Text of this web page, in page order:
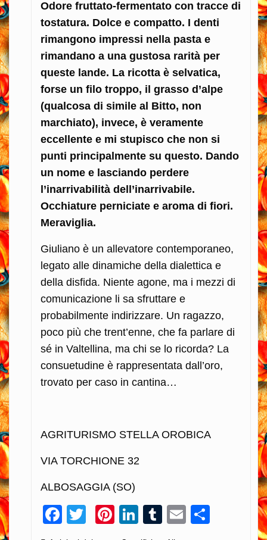
Odore fruttato-fermentato con tracce di
tostatura. Dolce e compatto. I denti
rimangono impressi nella pasta e
rimandano a una gustosa rarità per
queste lande. La ricotta è selvatica,
forse un filo troppo, il grasso d’alpe
(qualcosa di simile al Bitto, non
marchiato), invece, è veramente
eccellente e mi stupisco che non si
punti principalmente su questo. Dando
un nome e lasciando perdere
l’inarrivabilità dell’inarrivabile.
Occhiature perniciate e aroma di fiori.
Meraviglia.
Giuliano è un allevatore contemporaneo,
legato alle dinamiche della dialettica e
della disfida. Niente agone, ma i mezzi di
comunicazione li sa sfruttare e
probabilmente indirizzare. Un ragazzo,
poco più che trent’enne, che fa parlare di
sé in Valtellina, ma chi se lo ricorda? La
consuetudine è rappresentata dall’oro,
trovato per caso in cantina…
AGRITURISMO STELLA OROBICA
VIA TORCHIONE 32
ALBOSAGGIA (SO)
Facebook
TwitterPinterest
LinkedIn
Tumblr
Email